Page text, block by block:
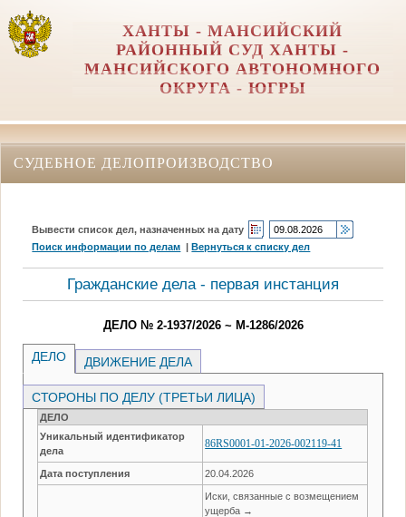
ХАНТЫ - МАНСИЙСКИЙ
РАЙОННЫЙ СУД ХАНТЫ -
МАНСИЙСКОГО АВТОНОМНОГО
ОКРУГА - ЮГРЫ
СУДЕБНОЕ ДЕЛОПРОИЗВОДСТВО
Вывести список дел, назначенных на дату
Поиск информации по делам |Вернуться к списку дел
Гражданские дела - первая инстанция
ДЕЛО № 2-1937/2026 ~ М-1286/2026
ДЕЛО ДВИЖЕНИЕ ДЕЛА
СТОРОНЫ ПО ДЕЛУ (ТРЕТЬИ ЛИЦА)
ДЕЛО
Уникальный идентификатор
дела
86RS0001-01-2026-002119-41
Дата поступления 20.04.2026
Иски, связанные с возмещением
ущерба →